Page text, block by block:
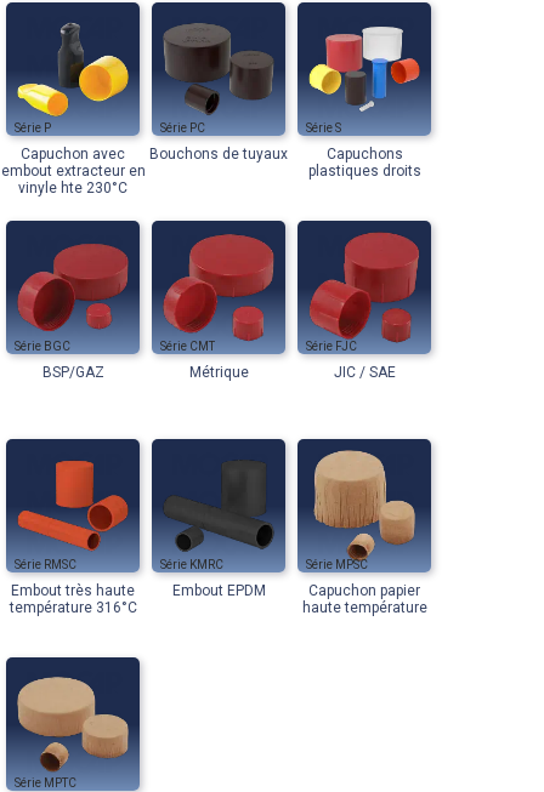
P
Capuchon avec
embout extracteur en
vinyle hte 230°C
PC
Bouchons de tuyaux
S
Capuchons
plastiques droits
BGC
BSP/GAZ
CMT
Métrique
FJC
JIC / SAE
RMSC
Embout très haute
température 316°C
KMRC
Embout EPDM
MPSC
Capuchon papier
haute température
MPTC